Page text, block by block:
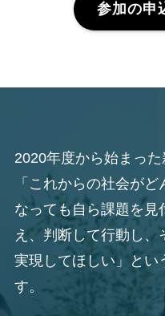
参加の申
2020年度から始まった
「これからの社会が
なっても自ら課題を見
え、判断して行動し
実現してほしい」とい
す。